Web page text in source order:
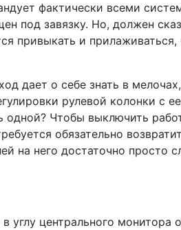
фактически всеми
под завязку. Но, должен
привыкать и
дает о себе знать в
рулевой колонки с
одной? Чтобы выключить
обязательно
на него достаточно просто
углу центрального монитора